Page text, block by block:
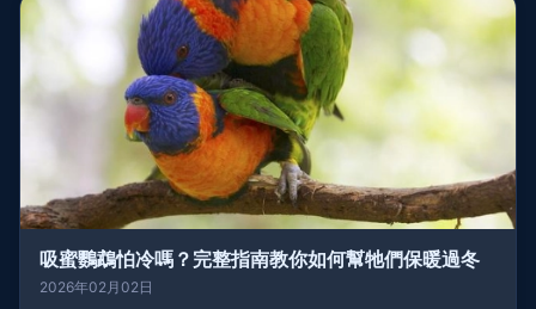
吸蜜鸚鵡怕冷嗎？完整指南教你如何幫牠們保暖過冬
2026年02月02日